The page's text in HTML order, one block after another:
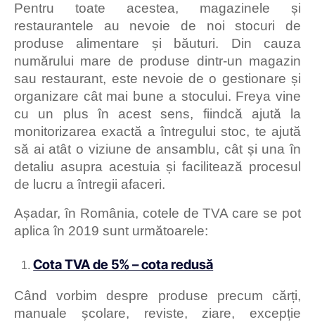
Pentru toate acestea, magazinele și
restaurantele au nevoie de noi stocuri de
produse alimentare și băuturi. Din cauza
numărului mare de produse dintr-un magazin
sau restaurant, este nevoie de o gestionare și
organizare cât mai bune a stocului. Freya vine
cu un plus în acest sens, fiindcă ajută la
monitorizarea exactă a întregului stoc, te ajută
să ai atât o viziune de ansamblu, cât și una în
detaliu asupra acestuia și facilitează procesul
de lucru a întregii afaceri.
Așadar, în România, cotele de TVA care se pot
aplica în 2019 sunt următoarele:
Cota TVA de 5% – cota redusă
Când vorbim despre produse precum cărți,
manuale școlare, reviste, ziare, excepție